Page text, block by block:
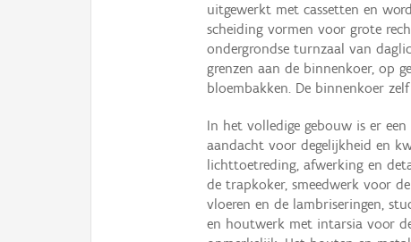
uitgewerkt met cassetten en
scheiding vormen voor grote
ondergrondse turnzaal van
grenzen aan de binnenkoer, op
bloembakken. De binnenkoer
In het volledige gebouw is er
aandacht voor degelijkheid en
lichttoetreding, afwerking en
de trapkoker, smeedwerk voor
vloeren en de lambriseringen,
en houtwerk met intarsia voor